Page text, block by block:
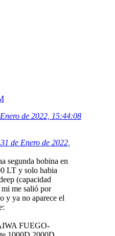
de 2022, 15:44:08
de Enero de 2022,
segunda bobina en
LT y solo habia
(capacidad
me salió por
y ya no aparece el
FUEGO-